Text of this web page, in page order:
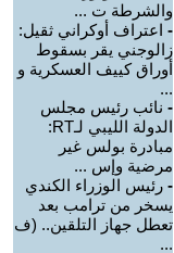
والشرطة ت ...
- اعتراف أوكراني ثقيل:
زالوجني يقر بسقوط
أوراق كييف العسكرية و
...
- نائب رئيس مجلس
الدولة الليبي لـRT:
مبادرة بولس غير
مرضية وإس ...
- رئيس الوزراء الكندي
يسخر من ترامب بعد
تعطل جهاز التلقين.. (ف
...